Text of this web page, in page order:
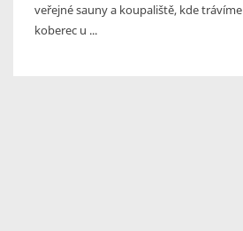
veřejné sauny a koupaliště, kde
koberec u ...